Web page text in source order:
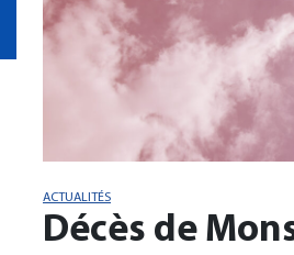
ACTUALITÉS
Décès de